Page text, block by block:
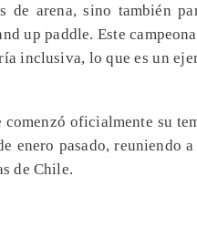
de arena, sino también
up paddle. Este
inclusiva, lo que es un
oficialmente su
enero pasado, reuniendo
de Chile.